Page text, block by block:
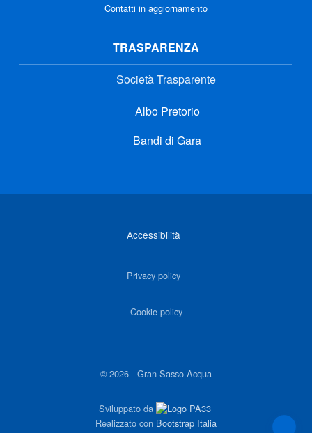
Contatti in aggiornamento
TRASPARENZA
Società Trasparente
Albo Pretorio
Bandi di Gara
Accessibilità
Privacy policy
Cookie policy
©2026 - Gran Sasso Acqua
Sviluppato da
Realizzato con Bootstrap Italia